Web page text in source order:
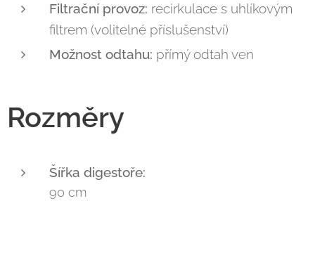
Filtrační provoz: recirkulace s uhlíkovým
filtrem (volitelné příslušenství)
Možnost odtahu: přímý odtah ven
Rozměry
Šířka digestoře:
90 cm